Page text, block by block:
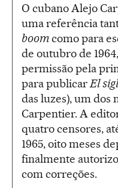
O cubano Alejo
uma referência
boomcomo para
de outubro de
permissão pela
para publicar El
das luzes), um dos
Carpentier. A
quatro censores,
1965, oito meses
finalmente
com correções.